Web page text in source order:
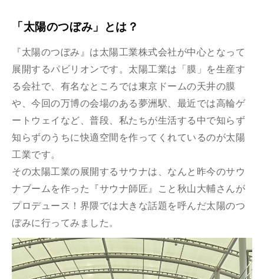
「太陽のつぼみ」とは？
『太陽のつぼみ』は太陽工業株式会社が中心となって
展開するパビリオンです。太陽工業は「膜」を生産す
る会社で、有名なところでは東京ドームの天井の膜
や、今回の万博の会場のある夢洲駅、最近では高輪ゲ
ートウェイなど、普段、私たちが生活する中で知らず
知らずのうちに快適空間を作ってくれているのが太陽
工業です。
その太陽工業の展開するサウナは、なんと昨今のサウ
ナブームを作った『サウナ師匠』こと秋山大輔さんが
プロデュース！界隈では大きな話題を呼んだ太陽のつ
ぼみに行ってみました。